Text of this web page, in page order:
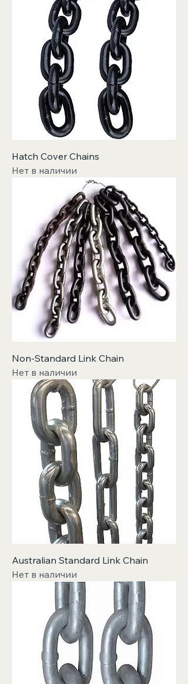
Hatch Cover Chains
Нет в наличии
Non-Standard Link Chain
Нет в наличии
Australian Standard Link Chain
Нет в наличии